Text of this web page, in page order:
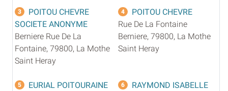
3
POITOU CHEVRE
SOCIETE ANONYME
Berniere Rue De La
Fontaine, 79800, La Mothe
Saint Heray
4
POITOU CHEVRE
Rue De La Fontaine
Berniere, 79800, La Mothe
Saint Heray
5
EURIAL POITOURAINE
6
RAYMOND ISABELLE